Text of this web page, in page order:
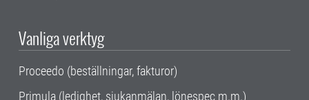
Vanliga verktyg
Proceedo (beställningar, fakturor)
Primula (ledighet, sjukanmälan, lönespec m.m.)